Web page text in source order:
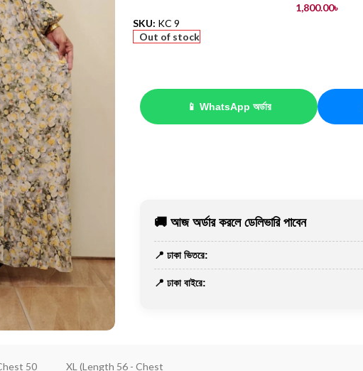
1,800.00৳
SKU: KC 9
Out of stock
📱 WhatsApp অর্ডার
🚚 আজ অর্ডার করলে ডেলিভারি পাবেন
📍 ঢাকা ভিতরে:
📍 ঢাকা বাইরে:
50
XL (Length 56 - Chest